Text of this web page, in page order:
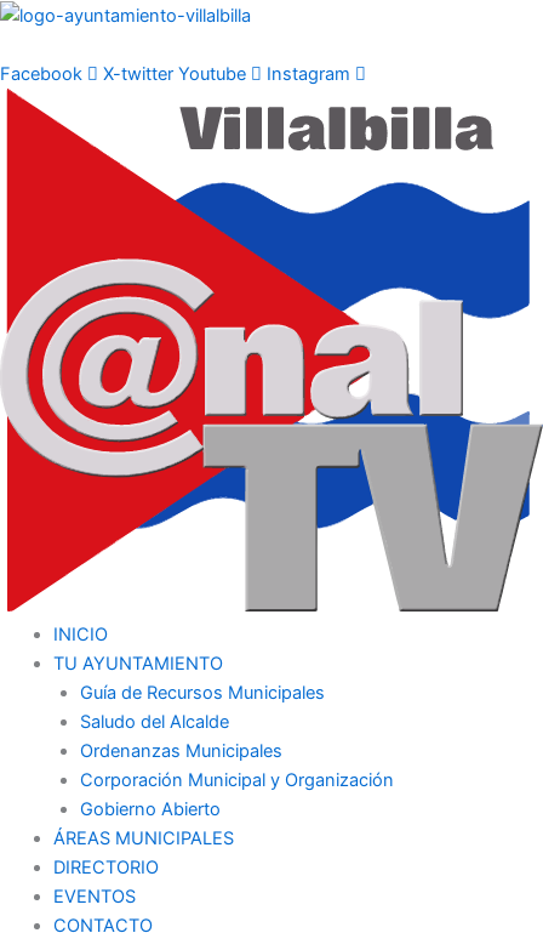
Ir
contenido
Facebook X-twitter Youtube Instagram
INICIO
TU AYUNTAMIENTO
Guía de Recursos Municipales
Saludo del Alcalde
Ordenanzas Municipales
Corporación Municipal y Organización
Gobierno Abierto
ÁREAS MUNICIPALES
DIRECTORIO
EVENTOS
CONTACTO